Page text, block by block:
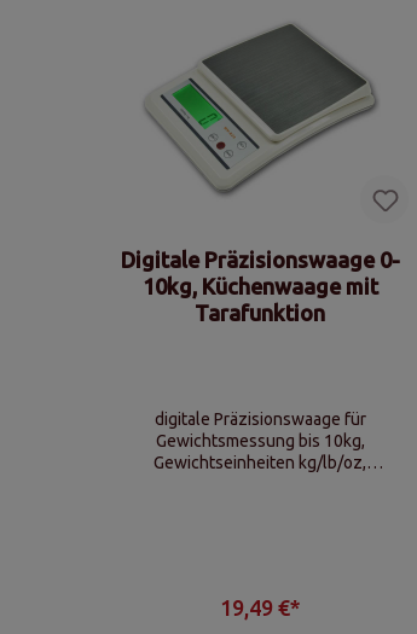
Digitale Präzisionswaage 0-
10kg, Küchenwaage mit
Tarafunktion
digitale Präzisionswaage für
Gewichtsmessung bis 10kg,
Gewichtseinheiten kg/lb/oz,
19,49 €*